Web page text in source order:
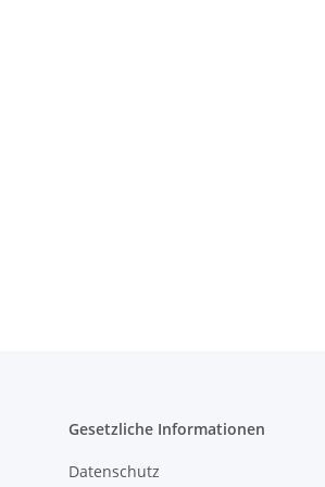
Gesetzliche Informationen
Datenschutz